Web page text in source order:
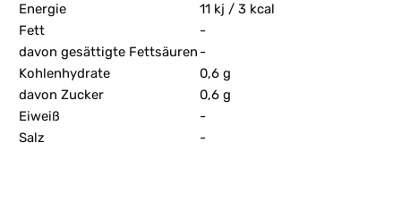
Energie
11 kj / 3 kcal
Fett
-
davon gesättigte Fettsäuren -
Kohlenhydrate
0,6 g
davon Zucker
0,6 g
Eiweiß
-
Salz
-